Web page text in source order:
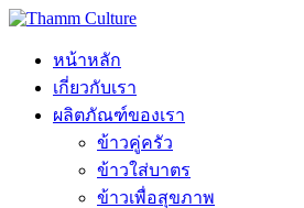
หน้าหลัก
เกี่ยวกับเรา
ผลิตภัณฑ์ของเรา
ข้าวคู่ครัว
ข้าวใส่บาตร
ข้าวเพื่อสุขภาพ